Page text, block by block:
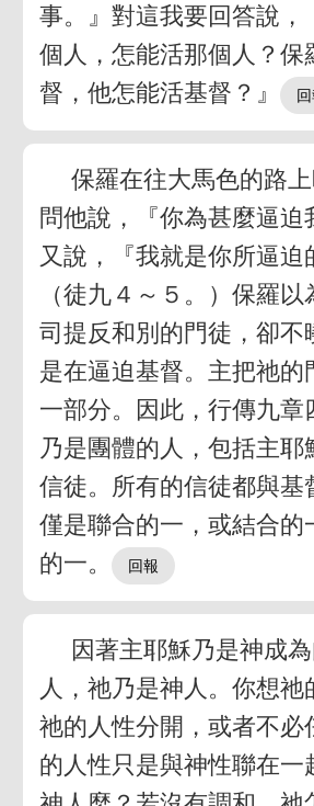
事。』對這我要回答說，
個人，怎能活那個人？保
督，他怎能活基督？』
保羅在往大馬色的路
問他說，『你為甚麼逼迫
又說，『我就是你所逼迫
（徒九４～５。）保羅
司提反和別的門徒，卻不
是在逼迫基督。主把祂的
一部分。因此，行傳九章
乃是團體的人，包括主耶
信徒。所有的信徒都與基
僅是聯合的一，或結合的
的一。
因著主耶穌乃是神成
人，祂乃是神人。你想祂
祂的人性分開，或者不必
的人性只是與神性聯在一